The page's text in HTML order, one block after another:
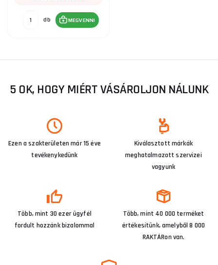
db MEGVENNI
5 OK, HOGY MIÉRT VÁSÁROLJON NÁLUNK
Ezen a szakterületen már 15 éve
tevékenykedünk
Kiválasztott márkák
meghatalmazott szervizei
vagyunk
Több, mint 30 ezer ügyfél
fordult hozzánk bizalommal
Több, mint 40 000 terméket
értékesítünk, amelyből 8 000
RAKTÁRon van.